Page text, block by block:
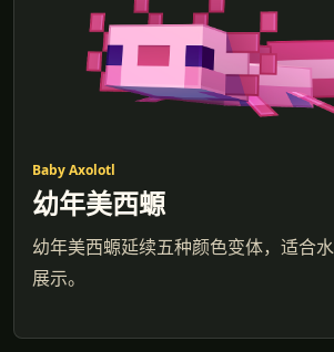
Baby Axolotl
幼年美西螈
幼年美西螈延续五种颜色变体，适合
展示。